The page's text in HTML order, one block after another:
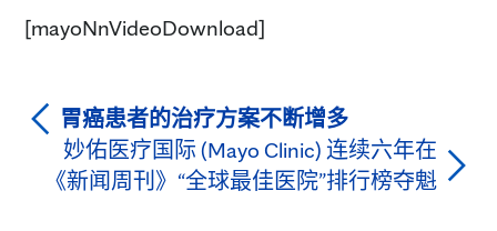
[mayoNnVideoDownload]
胃癌患者的治疗方案不断增多
妙佑医疗国际 (Mayo Clinic) 连续六年在
《新闻周刊》“全球最佳医院”排行榜夺魁